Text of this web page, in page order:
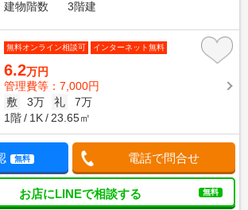
建物階数
3階建
無料オンライン相談可 インターネット無料
6.2万円
管理費等：7,000円
敷
3万 礼
7万
1階
1K 23.65㎡
無料 電話で問合せ
お店にLINEで相談する 無料